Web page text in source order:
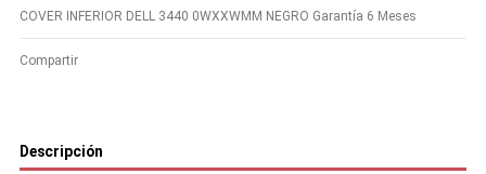
COVER INFERIOR DELL 3440 0WXXWMM NEGRO Garantía 6 Meses
Compartir
Descripción